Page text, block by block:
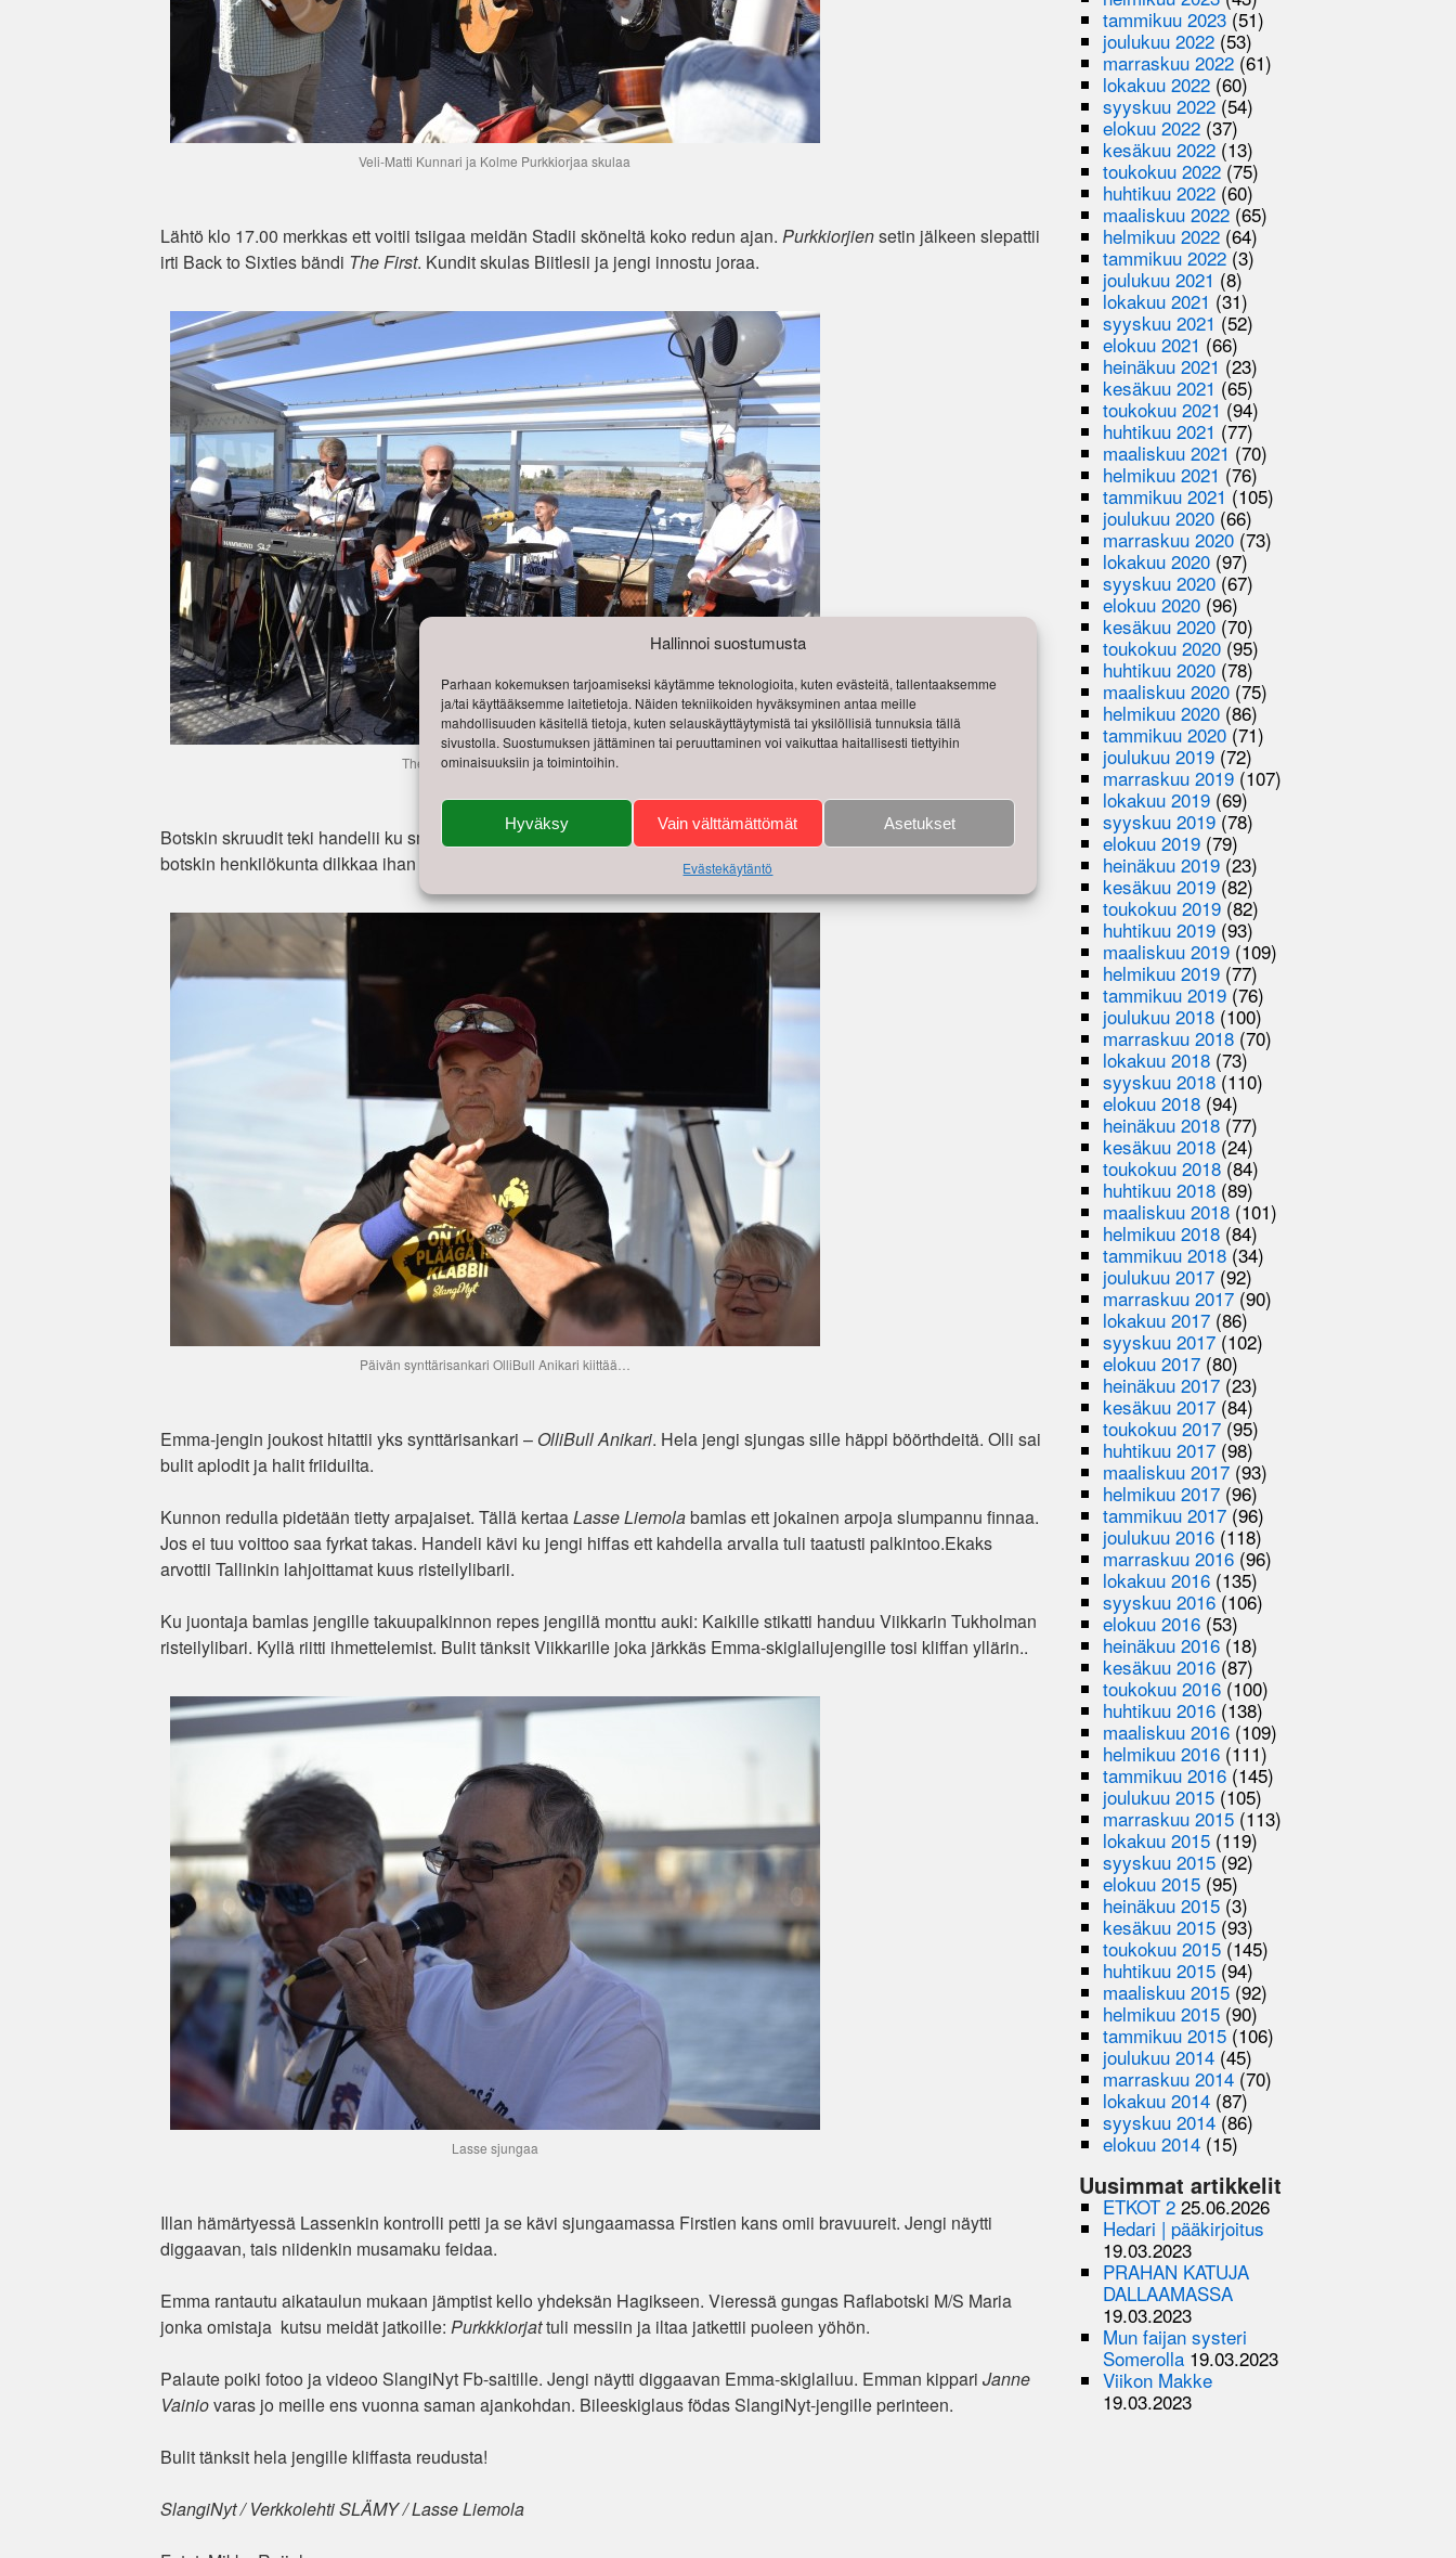
Hallinnoi suostumusta
Parhaan kokemuksen tarjoamiseksi käytämme teknologioita, kuten evästeitä, tallentaaksemme
ja/tai käyttääksemme laitetietoja. Näiden tekniikoiden hyväksyminen antaa meille
mahdollisuuden käsitellä tietoja, kuten selauskäyttäytymistä tai yksilöllisiä tunnuksia tällä
sivustolla. Suostumuksen jättäminen tai peruuttaminen voi vaikuttaa haitallisesti tiettyihin
ominaisuuksiin ja toimintoihin.
Hyväksy Vain välttämättömät Asetukset
Evästekäytäntö
Veli-Matti Kunnari ja Kolme Purkkiorjaa skulaa
Lähtö klo 17.00 merkkas ett voitii tsiigaa meidän Stadii sköneltä koko redun ajan. Purkkiorjiensetin jälkeen slepattii
irti Back to Sixties bändi The First. Kundit skulas Biitlesii ja jengi innostu joraa.
The Firts skulaa, Back to Sixties
Botskin skruudit teki handelii ku smörgari oli lautasen kokoinen ja bungas vaa 7 egee. Drinksuu sai
botskin henkilökunta dilkkaa ihan hikisest. Funtsittii välill ett mahtaaks keppanat ja lonkerot riittää janojengille.
Päivän synttärisankari OlliBull Anikari kiittää…
Emma-jengin joukost hitattii yks synttärisankari – OlliBull Anikari. Hela jengi sjungas sille häppi böörthdeitä. Olli sai
bulit aplodit ja halit friiduilta.
Kunnon redulla pidetään tietty arpajaiset. Tällä kertaaLasse Liemolabamlas ett jokainen arpoja slumpannu finnaa.
Jos ei tuu voittoo saa fyrkat takas. Handeli kävi ku jengi hiffas ett kahdella arvalla tuli taatusti palkintoo.Ekaks
arvottii Tallinkin lahjoittamat kuus risteilylibarii.
Ku juontaja bamlas jengille takuupalkinnon repes jengillä monttu auki: Kaikille stikatti handuu Viikkarin Tukholman
risteilylibari. Kyllä riitti ihmettelemist. Bulit tänksit Viikkarille joka järkkäs Emma-skiglailujengille tosi kliffan yllärin..
Lasse sjungaa
Illan hämärtyessä Lassenkin kontrolli petti ja se kävi sjungaamassa Firstien kans omii bravuureit. Jengi näytti
diggaavan, tais niidenkin musamaku feidaa.
Emma rantautu aikataulun mukaan jämptist kello yhdeksän Hagikseen. Vieressä gungas Raflabotski M/S Maria
jonka omistaja kutsu meidät jatkoille: Purkkkiorjattuli messiin ja iltaa jatkettii puoleen yöhön.
Palaute poiki fotoo ja videoo SlangiNyt Fb-saitille. Jengi näytti diggaavan Emma-skiglailuu. Emman kippari Janne
Vainiovaras jo meille ens vuonna saman ajankohdan. Bileeskiglaus födas SlangiNyt-jengille perinteen.
Bulit tänksit hela jengille kliffasta reudusta!
SlangiNyt / Verkkolehti SLÄMY / Lasse Liemola
tammikuu 2023(51)
joulukuu 2022 (53)
marraskuu 2022 (61)
lokakuu 2022 (60)
syyskuu 2022(54)
elokuu 2022 (37)
kesäkuu 2022 (13)
toukokuu 2022(75)
huhtikuu 2022 (60)
maaliskuu 2022 (65)
helmikuu 2022 (64)
tammikuu 2022(3)
joulukuu 2021 (8)
lokakuu 2021 (31)
syyskuu 2021 (52)
elokuu 2021 (66)
heinäkuu 2021 (23)
kesäkuu 2021 (65)
toukokuu 2021 (94)
huhtikuu 2021 (77)
maaliskuu 2021 (70)
helmikuu 2021 (76)
tammikuu 2021 (105)
joulukuu 2020 (66)
marraskuu 2020 (73)
lokakuu 2020 (97)
syyskuu 2020(67)
elokuu 2020 (96)
kesäkuu 2020 (70)
toukokuu 2020(95)
huhtikuu 2020 (78)
maaliskuu 2020 (75)
helmikuu 2020 (86)
tammikuu 2020(71)
joulukuu 2019 (72)
marraskuu 2019 (107)
lokakuu 2019 (69)
syyskuu 2019(78)
elokuu 2019 (79)
heinäkuu 2019 (23)
kesäkuu 2019 (82)
toukokuu 2019(82)
huhtikuu 2019 (93)
maaliskuu 2019 (109)
helmikuu 2019 (77)
tammikuu 2019(76)
joulukuu 2018 (100)
marraskuu 2018 (70)
lokakuu 2018 (73)
syyskuu 2018(110)
elokuu 2018 (94)
heinäkuu 2018 (77)
kesäkuu 2018 (24)
toukokuu 2018(84)
huhtikuu 2018 (89)
maaliskuu 2018 (101)
helmikuu 2018 (84)
tammikuu 2018(34)
joulukuu 2017 (92)
marraskuu 2017 (90)
lokakuu 2017 (86)
syyskuu 2017(102)
elokuu 2017 (80)
heinäkuu 2017 (23)
kesäkuu 2017 (84)
toukokuu 2017(95)
huhtikuu 2017 (98)
maaliskuu 2017 (93)
helmikuu 2017 (96)
tammikuu 2017(96)
joulukuu 2016 (118)
marraskuu 2016 (96)
lokakuu 2016 (135)
syyskuu 2016(106)
elokuu 2016 (53)
heinäkuu 2016 (18)
kesäkuu 2016 (87)
toukokuu 2016(100)
huhtikuu 2016 (138)
maaliskuu 2016 (109)
helmikuu 2016 (111)
tammikuu 2016(145)
joulukuu 2015 (105)
marraskuu 2015 (113)
lokakuu 2015 (119)
syyskuu 2015(92)
elokuu 2015 (95)
heinäkuu 2015 (3)
kesäkuu 2015 (93)
toukokuu 2015(145)
huhtikuu 2015 (94)
maaliskuu 2015 (92)
helmikuu 2015 (90)
tammikuu 2015(106)
joulukuu 2014 (45)
marraskuu 2014 (70)
lokakuu 2014 (87)
syyskuu 2014(86)
elokuu 2014 (15)
Uusimmat artikkelit
ETKOT 2 25.06.2026
Hedari | pääkirjoitus
19.03.2023
PRAHAN KATUJA
DALLAAMASSA
19.03.2023
Mun faijan systeri
Somerolla 19.03.2023
Viikon Makke
19.03.2023